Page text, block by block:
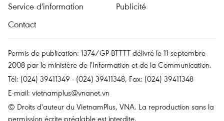
Service d'information
Publicité
Contact
Permis de publication: 1374/GP-BTTTT délivré le 11 septembre
2008 par le ministère de l'Information et de la Communication.
Tél: (024) 39411349 - (024) 39411348, Fax: (024) 39411348
E-mail: vietnamplus@vnanet.vn
© Droits d'auteur du VietnamPlus, VNA. La reproduction sans la
permission écrite préalable est interdite.